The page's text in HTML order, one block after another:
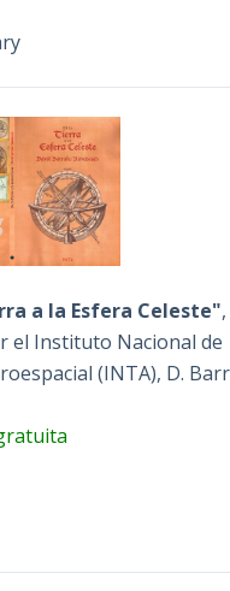
a la Esfera Celeste",
el Instituto Nacional de
(INTA), D.